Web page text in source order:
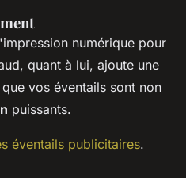
numérique pour
quant à lui, ajoute une
vos éventails sont non
puissants.
éventails publicitaires.